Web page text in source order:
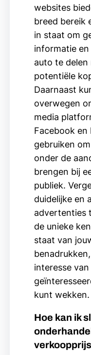
websites
breed bereik
in staat om
informatie en
auto te delen
potentiële
Daarnaast
overwegen
media
Facebook
gebruiken
onder de
brengen bij
publiek.
duidelijke en
advertenties
de unieke
staat van
interesse van
kunt wekken.
Hoe kan ik